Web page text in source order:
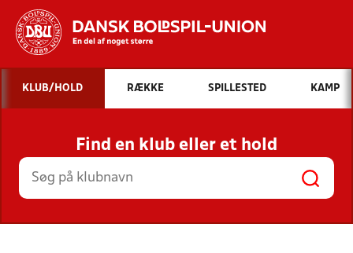
Hvad vil du søge efter?
INDHOLD OG NYHEDER
STILLINGER, RESULTATER, KLUBBER OG
HOLD
KLUB/HOLD RÆKKE SPILLESTED KAMP
Find en klub eller et hold